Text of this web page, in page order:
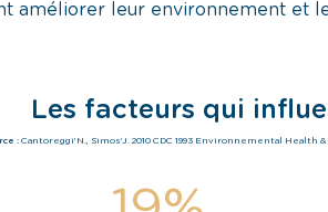
améliorer leur environnement et
Les facteurs qui
:Cantoreggi’N., Simos’J. 2010 CDC 1993 Environnemental